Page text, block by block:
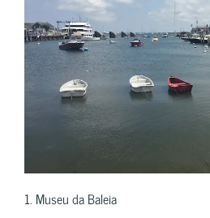
1. Museu da Baleia